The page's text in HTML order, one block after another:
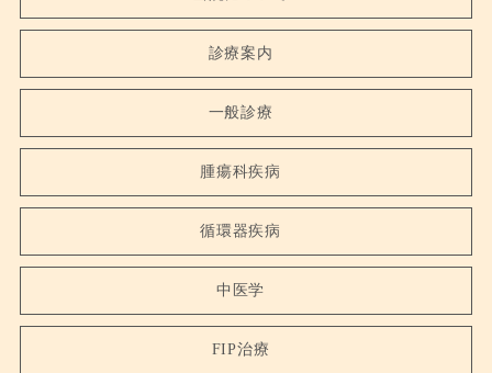
診療案内
一般診療
腫瘍科疾病
循環器疾病
中医学
FIP治療